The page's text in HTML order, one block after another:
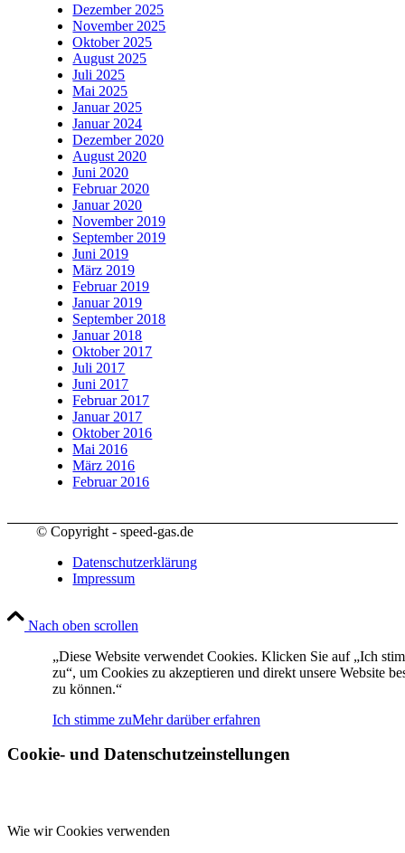
Dezember 2025
November 2025
Oktober 2025
August 2025
Juli 2025
Mai 2025
Januar 2025
Januar 2024
Dezember 2020
August 2020
Juni 2020
Februar 2020
Januar 2020
November 2019
September 2019
Juni 2019
März 2019
Februar 2019
Januar 2019
September 2018
Januar 2018
Oktober 2017
Juli 2017
Juni 2017
Februar 2017
Januar 2017
Oktober 2016
Mai 2016
März 2016
Februar 2016
© Copyright - speed-gas.de
Datenschutzerklärung
Impressum
Nach oben scrollen
„Diese Website verwendet Cookies. Klicken Sie auf „Ich
zu“, um Cookies zu akzeptieren und direkt unsere Website
zu können.“
Ich stimme zuMehr darüber erfahren
Cookie- und Datenschutzeinstellungen
Wie wir Cookies verwenden